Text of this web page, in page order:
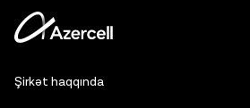
Şirkət haqqında